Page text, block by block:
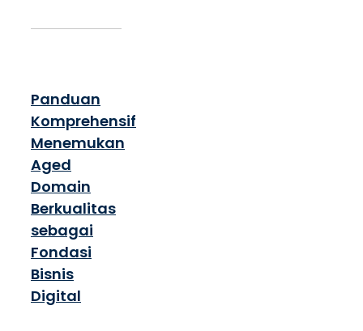
Panduan
Komprehensif
Menemukan
Aged
Domain
Berkualitas
sebagai
Fondasi
Bisnis
Digital